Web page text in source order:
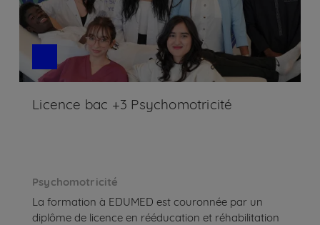
Licence bac +3 Psychomotricité
Psychomotricité
La formation à EDUMED est couronnée par un
diplôme de licence en rééducation et réhabilitation